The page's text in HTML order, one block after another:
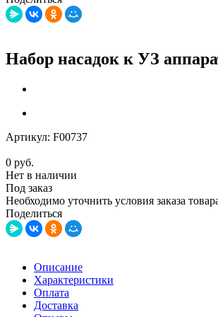
Набор насадок к УЗ
Артикул: F00737
0 руб.
Нет в наличии
Под заказ
Необходимо уточнить условия заказа
Поделиться
Описание
Характеристики
Оплата
Доставка